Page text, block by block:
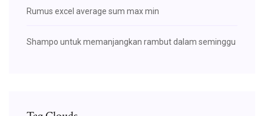
Rumus excel average sum max min
Shampo untuk memanjangkan rambut dalam seminggu